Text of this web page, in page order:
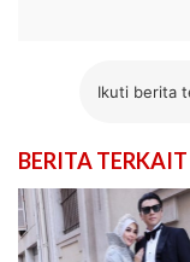
Ikuti berita
BERITA TERKAIT